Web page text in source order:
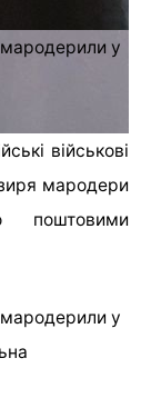
мародерили у
військові
мародери
поштовими
мародерили у